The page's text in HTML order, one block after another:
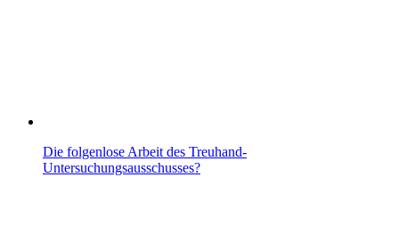
Die folgenlose Arbeit des Treuhand-
Untersuchungsausschusses?